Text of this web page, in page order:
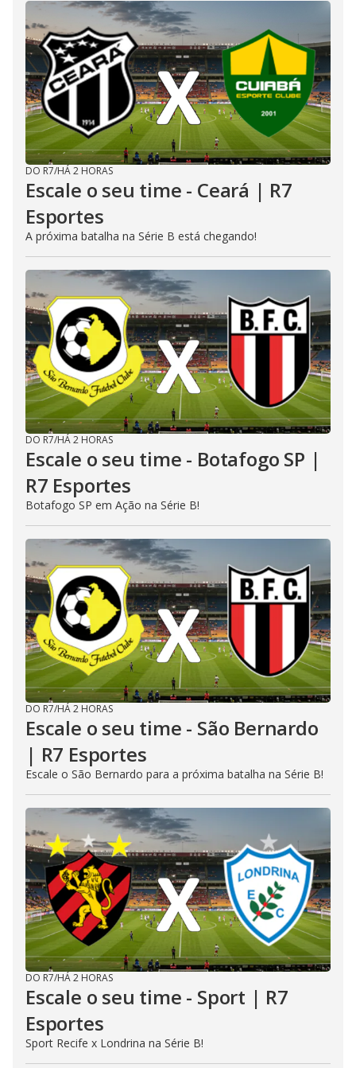
DO R7/HÁ 2 HORAS
Escale o seu time - Ceará | R7
Esportes
A próxima batalha na Série B está chegando!
DO R7/HÁ 2 HORAS
Escale o seu time - Botafogo SP |
R7 Esportes
Botafogo SP em Ação na Série B!
DO R7/HÁ 2 HORAS
Escale o seu time - São Bernardo
| R7 Esportes
Escale o São Bernardo para a próxima batalha na Série B!
DO R7/HÁ 2 HORAS
Escale o seu time - Sport | R7
Esportes
Sport Recife x Londrina na Série B!